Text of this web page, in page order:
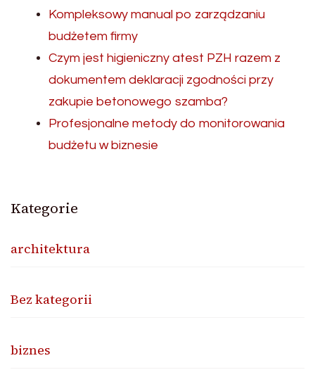
Kompleksowy manual po zarządzaniu
budżetem firmy
Czym jest higieniczny atest PZH razem z
dokumentem deklaracji zgodności przy
zakupie betonowego szamba?
Profesjonalne metody do monitorowania
budżetu w biznesie
Kategorie
architektura
Bez kategorii
biznes